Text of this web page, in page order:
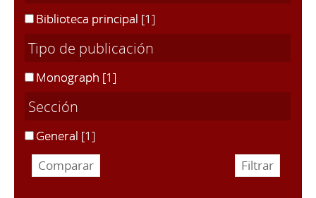
Biblioteca principal [1]
Tipo de publicación
Monograph [1]
Sección
General [1]